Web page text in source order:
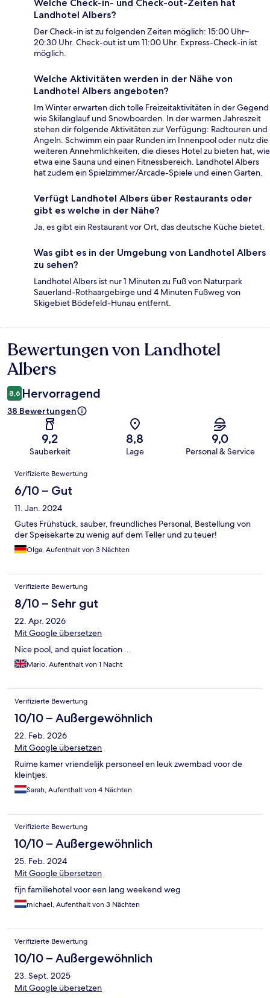
Welche Check-in- und Check-out-Zeiten hat
Landhotel Albers?
Der Check-in ist zu folgenden Zeiten möglich: 15:00 Uhr–
20:30 Uhr. Check-out ist um 11:00 Uhr. Express-Check-in ist
möglich.
Welche Aktivitäten werden in der Nähe von
Landhotel Albers angeboten?
Im Winter erwarten dich tolle Freizeitaktivitäten in der Gegend
wie Skilanglauf und Snowboarden. In der warmen Jahreszeit
stehen dir folgende Aktivitäten zur Verfügung: Radtouren und
Angeln. Schwimm ein paar Runden im Innenpool oder nutz die
weiteren Annehmlichkeiten, die dieses Hotel zu bieten hat, wie
etwa eine Sauna und einen Fitnessbereich. Landhotel Albers
hat zudem ein Spielzimmer/Arcade-Spiele und einen Garten.
Verfügt Landhotel Albers über Restaurants oder
gibt es welche in der Nähe?
Ja, es gibt ein Restaurant vor Ort, das deutsche Küche bietet.
Was gibt es in der Umgebung von Landhotel Albers
zu sehen?
Landhotel Albers ist nur 1 Minuten zu Fuß von Naturpark
Sauerland-Rothaargebirge und 4 Minuten Fußweg von
Skigebiet Bödefeld-Hunau entfernt.
Bewertungen
Bewertungen von Landhotel
Albers
8,6 Hervorragend
38 Bewertungen
9,2
Sauberkeit
8,8
Lage
9,0
Personal & Service
Bewertungen
Verifizierte Bewertung
6/10 – Gut
11. Jan. 2024
Gutes Frühstück, sauber, freundliches Personal, Bestellung von
der Speisekarte zu wenig auf dem Teller und zu teuer!
Olga, Aufenthalt von 3 Nächten
Verifizierte Bewertung
8/10 – Sehr gut
22. Apr. 2026
Mit Google übersetzen
Nice pool, and quiet location ...
Mario, Aufenthalt von 1 Nacht
Verifizierte Bewertung
10/10 – Außergewöhnlich
22. Feb. 2026
Mit Google übersetzen
Ruime kamer vriendelijk personeel en leuk zwembad voor de
kleintjes.
Sarah, Aufenthalt von 4 Nächten
Verifizierte Bewertung
10/10 – Außergewöhnlich
25. Feb. 2024
Mit Google übersetzen
fijn familiehotel voor een lang weekend weg
michael, Aufenthalt von 3 Nächten
Verifizierte Bewertung
10/10 – Außergewöhnlich
23. Sept. 2025
Mit Google übersetzen